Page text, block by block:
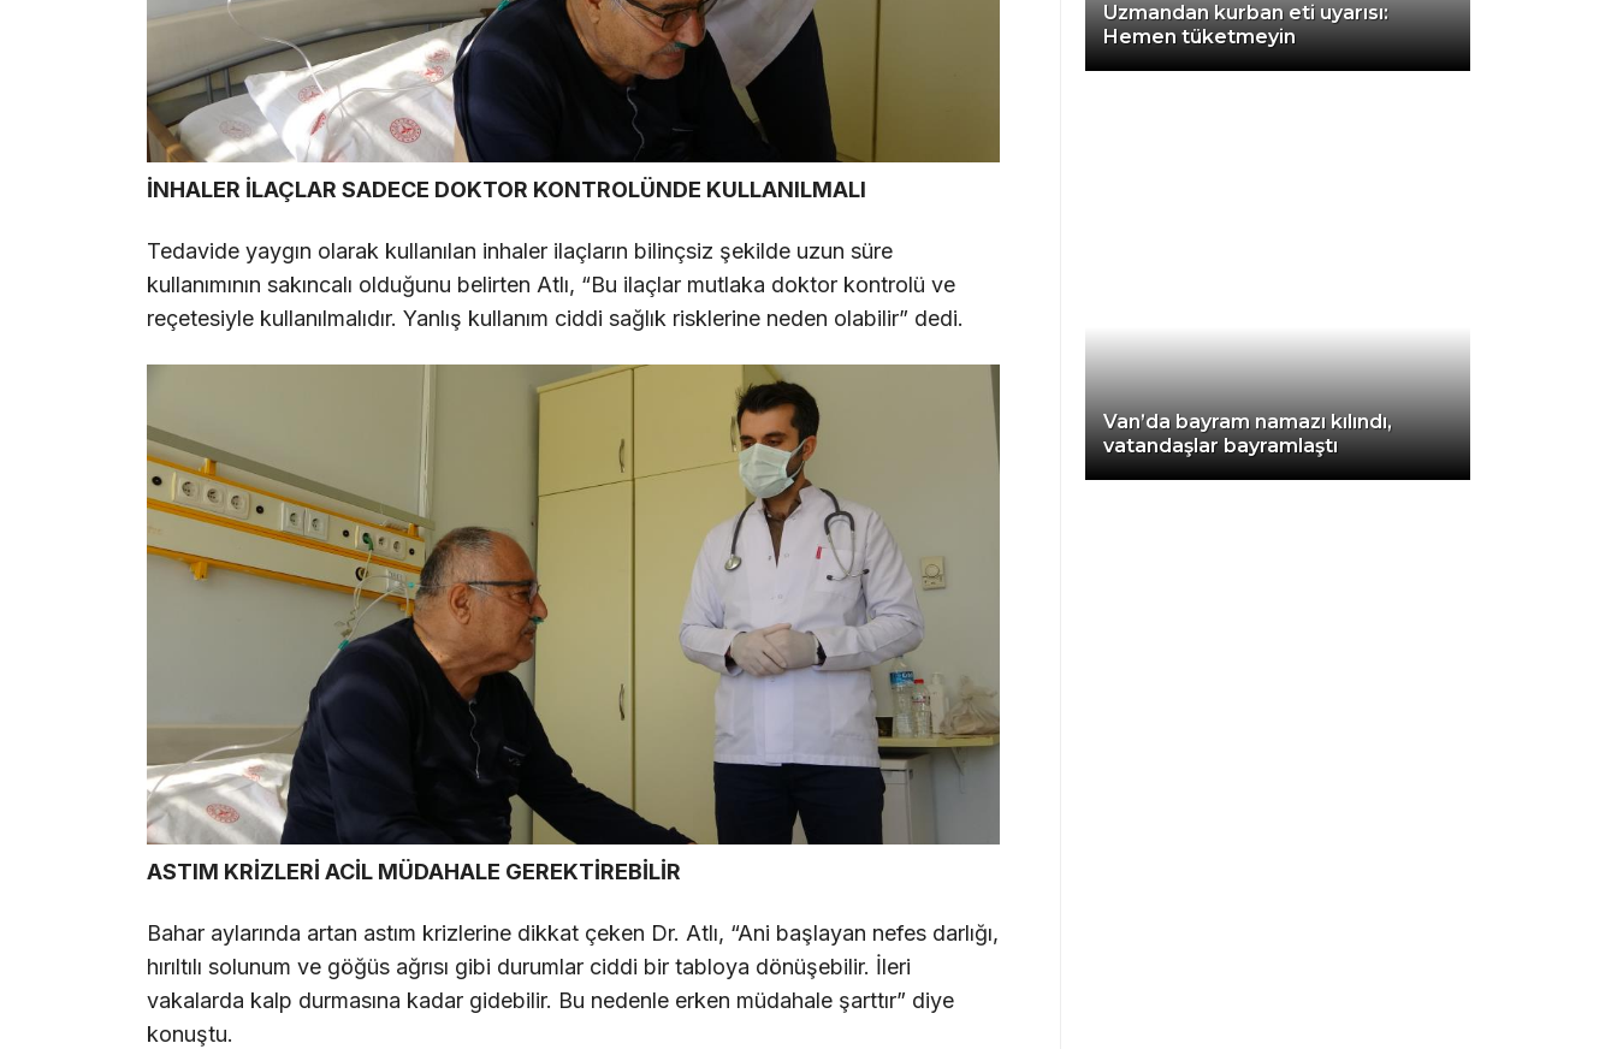
Youtube
İNHALER İLAÇLAR SADECE DOKTOR KONTROLÜNDE KULLANILMALI
Tedavide yaygın olarak kullanılan inhaler ilaçların bilinçsiz şekilde uzun süre
kullanımının sakıncalı olduğunu belirten Atlı, “Bu ilaçlar mutlaka doktor kontrolü ve
reçetesiyle kullanılmalıdır. Yanlış kullanım ciddi sağlık risklerine neden olabilir” dedi.
ASTIM KRİZLERİ ACİL MÜDAHALE GEREKTİREBİLİR
Bahar aylarında artan astım krizlerine dikkat çeken Dr. Atlı, “Ani başlayan nefes darlığı,
hırıltılı solunum ve göğüs ağrısı gibi durumlar ciddi bir tabloya dönüşebilir. İleri
vakalarda kalp durmasına kadar gidebilir. Bu nedenle erken müdahale şarttır” diye
konuştu.
Uzmandan kurban eti uyarısı:
Hemen tüketmeyin
Van’da bayram namazı kılındı,
vatandaşlar bayramlaştı